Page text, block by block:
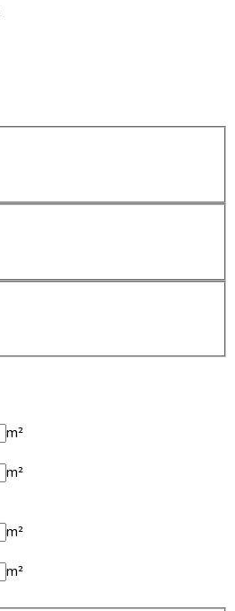
m²
m²
m²
m²